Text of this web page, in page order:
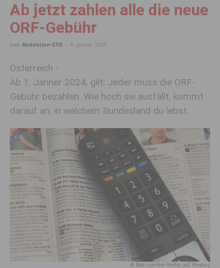
Ab jetzt zahlen alle die neue
ORF-Gebühr
von Redaktion GTO - 6. Januar 2024
Österreich -
Ab 1. Jänner 2024, gilt: Jeder muss die ORF-
Gebühr bezahlen. Wie hoch sie ausfällt, kommt
darauf an, in welchem Bundesland du lebst.
© Bild von Ron Porter auf Pixabay